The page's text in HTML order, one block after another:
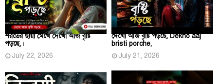
শরতের ছায়া মেখে দেখো আজ বৃষ্টি
পড়ছে,।
July 22, 2026
দেখো আজ বৃষ্টি পড়ছে, Dekho aaj
bristi porche,
July 21, 2026